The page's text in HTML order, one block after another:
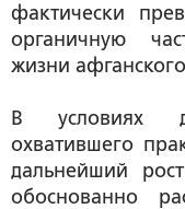
фактически
органичную
жизни
В условиях
охватившего
дальнейший
обоснованно